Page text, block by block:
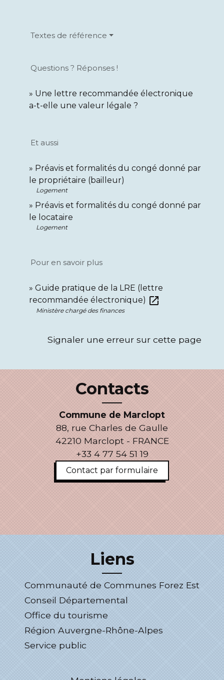
Textes de référence
Questions ? Réponses !
Une lettre recommandée électronique
a-t-elle une valeur légale ?
Et aussi
Préavis et formalités du congé donné par
le propriétaire (bailleur)
Logement
Préavis et formalités du congé donné par
le locataire
Logement
Pour en savoir plus
Guide pratique de la LRE (lettre
recommandée électronique) open_in_new
Ministère chargé des finances
Signaler une erreur sur cette page
Contacts
Commune de Marclopt
88, rue Charles de Gaulle
42210 Marclopt - FRANCE
+33 4 77 54 51 19
Contact par formulaire
Liens
Communauté de Communes Forez Est
Conseil Départemental
Office du tourisme
Région Auvergne-Rhône-Alpes
Service public